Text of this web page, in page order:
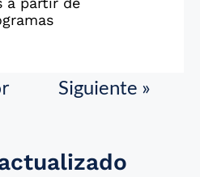
Siguiente »